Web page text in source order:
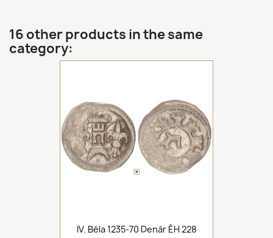
16 other products in the same
category:
IV. Béla 1235-70 Denár ÉH 228